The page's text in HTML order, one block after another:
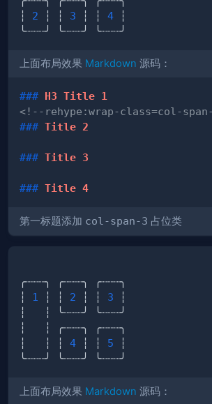
┆ 2 ┆ ┆ 3 ┆ ┆ 4
上面布局效果 Markdown 源码：
### H3 Title 1
<!--rehype:wrap-class=col-
### Title 2
### Title 3
### Title 4
第一标题添加 col-span-3 占位类
┆ 1 ┆ ┆ 2 ┆ ┆ 3
┆   ┆ ┆ 4 ┆ ┆ 5
上面布局效果 Markdown 源码：